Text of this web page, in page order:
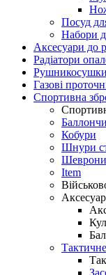
Посуд
Набори
Аксесуари до
Радіатори
Рушникосушки
Газові
Спортивна
Кобури
Шнури
Шеврони
Item